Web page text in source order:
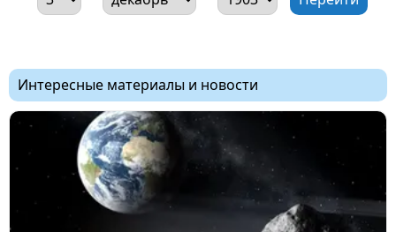
Интересные материалы и новости